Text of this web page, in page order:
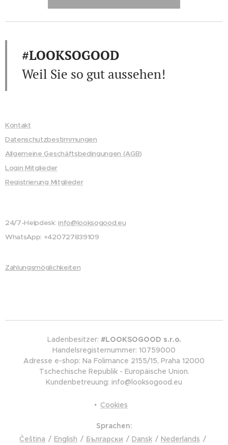
#LOOKSOGOOD
Weil Sie so gut aussehen!
Kontakt
Datenschutzbestimmungen
Allgemeine Geschäftsbedingungen (AGB)
Login Mitglieder
Registrierung Mitglieder
24/7-Helpdesk:info@looksogood.eu
WhatsApp: +420727839109
Zahlungsmöglichkeiten
Ladenbesitzer: #LOOKSOGOOD s.r.o.
Handelsregisternummer: 10759000
Adresse e-shop: Na Folimance 2155/15, Praha 12000
Tschechische Republik - Europäische Union.
Kundenbetreuung: info@looksogood.eu
Cookies
Sprachen
Čeština
English Български Dansk Nederlands